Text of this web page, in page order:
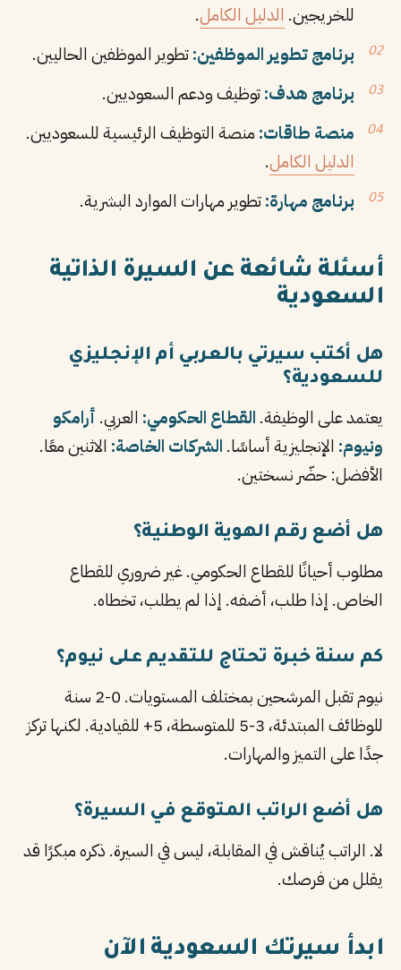
للخريجين. الدليل الكامل.
برنامج تطوير الموظفين:تطوير الموظفين الحاليين.
برنامج هدف:توظيف ودعم السعوديين.
منصة طاقات: منصة التوظيف الرئيسية للسعوديين.
الدليل الكامل.
برنامج مهارة:تطوير مهارات الموارد البشرية.
أسئلة شائعة عن السيرة الذاتية
السعودية
هل أكتب سيرتي بالعربي أم الإنجليزي
للسعودية؟
يعتمد على الوظيفة. القطاع الحكومي: العربي. أرامكو
ونيوم: الإنجليزية أساسًا. الشركات الخاصة: الاثنين معًا.
الأفضل: حضّر نسختين.
هل أضع رقم الهوية الوطنية؟
مطلوب أحيانًا للقطاع الحكومي. غير ضروري للقطاع
الخاص. إذا طلب، أضفه. إذا لم يطلب، تخطاه.
كم سنة خبرة تحتاج للتقديم على نيوم؟
نيوم تقبل المرشحين بمختلف المستويات. 0-2 سنة
للوظائف المبتدئة، 3-5 للمتوسطة، 5+ للقيادية. لكنها تركز
جدًا على التميز والمهارات.
هل أضع الراتب المتوقع في السيرة؟
لا. الراتب يُناقش في المقابلة، ليس في السيرة. ذكره مبكرًا قد
يقلل من فرصك.
ابدأ سيرتك السعودية الآن